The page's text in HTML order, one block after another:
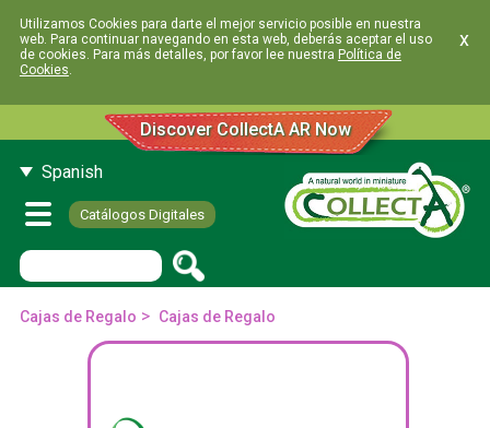
Utilizamos Cookies para darte el mejor servicio posible en nuestra
web. Para continuar navegando en esta web, deberás aceptar el uso
de cookies. Para más detalles, por favor lee nuestra Política de
Cookies.
x
Discover CollectA AR Now
Spanish
Catálogos Digitales
Cajas de Regalo > Cajas de Regalo